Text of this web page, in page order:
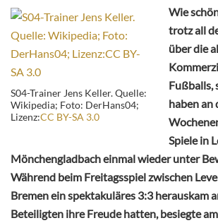
S04-Trainer Jens Keller. Quelle:
Wikipedia; Foto: DerHans04;
Lizenz:CC BY-SA 3.0
Wie
trotz all
über die
Fußballs,
haben an
Spiele in
Mönchengladbach einmal wieder unter
Während beim Freitagsspiel zwischen
Bremen ein spektakuläres 3:3 herauskam
Beteiligten ihre Freude hatten, besiegte